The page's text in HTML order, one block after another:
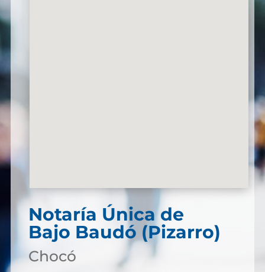
Notaría Única de
Bajo Baudó (Pizarro)
Chocó